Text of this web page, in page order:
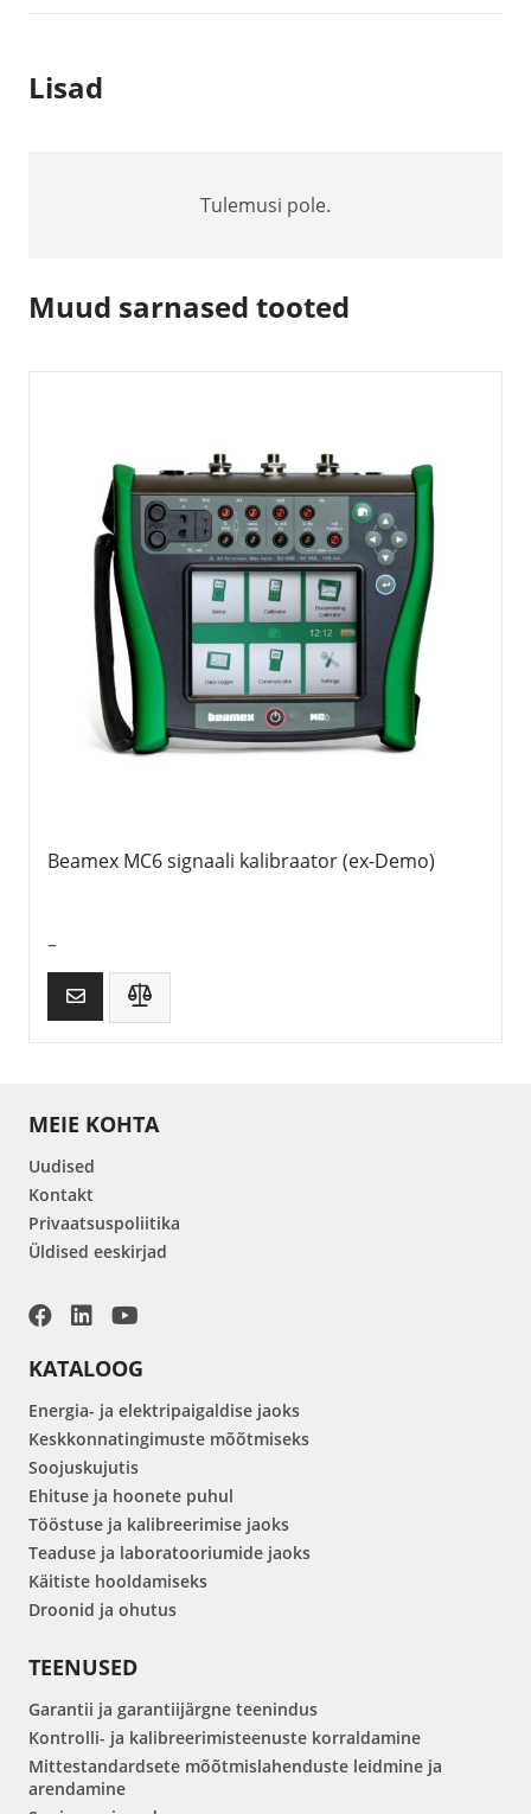
Lisad
Tulemusi pole.
Muud sarnased tooted
Beamex MC6 signaali kalibraator (ex-Demo)
–
MEIE KOHTA
Uudised
Kontakt
Privaatsuspoliitika
Üldised eeskirjad
KATALOOG
Energia- ja elektripaigaldise jaoks
Keskkonnatingimuste mõõtmiseks
Soojuskujutis
Ehituse ja hoonete puhul
Tööstuse ja kalibreerimise jaoks
Teaduse ja laboratooriumide jaoks
Käitiste hooldamiseks
Droonid ja ohutus
TEENUSED
Garantii ja garantiijärgne teenindus
Kontrolli- ja kalibreerimisteenuste korraldamine
Mittestandardsete mõõtmislahenduste leidmine ja
arendamine